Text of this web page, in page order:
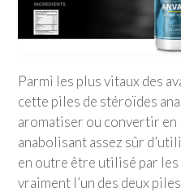
Parmi les plus vitaux des
cette piles de stéroïdes
aromatiser ou convertir en
anabolisant assez sûr
en outre être utilisé par les
vraiment l’un des deux